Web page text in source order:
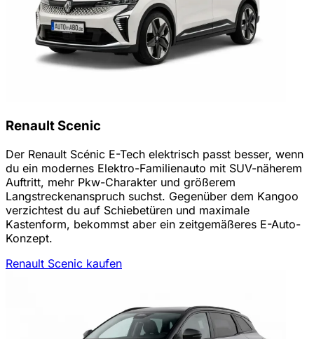
Renault Scenic
Der Renault Scénic E-Tech elektrisch passt besser, wenn
du ein modernes Elektro-Familienauto mit SUV-näherem
Auftritt, mehr Pkw-Charakter und größerem
Langstreckenanspruch suchst. Gegenüber dem Kangoo
verzichtest du auf Schiebetüren und maximale
Kastenform, bekommst aber ein zeitgemäßeres E-Auto-
Konzept.
Renault Scenic kaufen